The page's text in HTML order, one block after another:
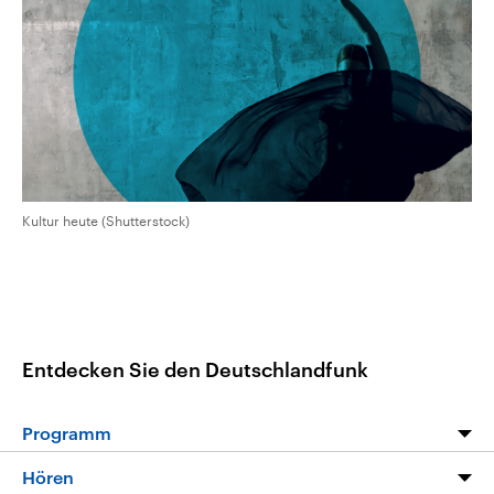
aktuelle Weltgeschehen.
Diese wird wie die
Libanon vom Iran
Sendungen Programm Podcasts
Audio-Archiv
Kultur heute (Shutterstock)
Entdecken Sie den Deutschlandfunk
Programm
Programm
Hören